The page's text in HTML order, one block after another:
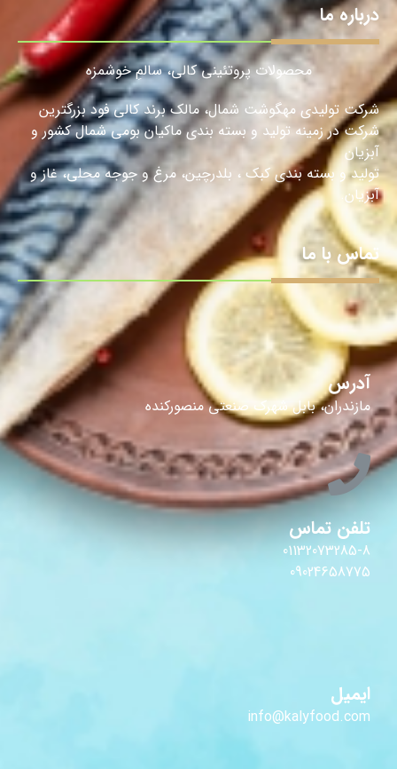
درباره ما
محصولات پروتئینی کالی، سالمِ خوشمزه
شرکت تولیدی مهگوشت شمال، مالک برند کالی فود بزرگترین
شرکت در زمینه تولید و بسته بندی ماکیان بومی شمال کشور و
آبزیان
تولید و بسته بندی کبک ، بلدرچین، مرغ و جوجه محلی، غاز و
آبزیان.
تماس با ما
آدرس
مازندران، بابل شهرک صنعتی منصورکنده
تلفن تماس
01132073285-8
09024658775
ایمیل
info@kalyfood.com